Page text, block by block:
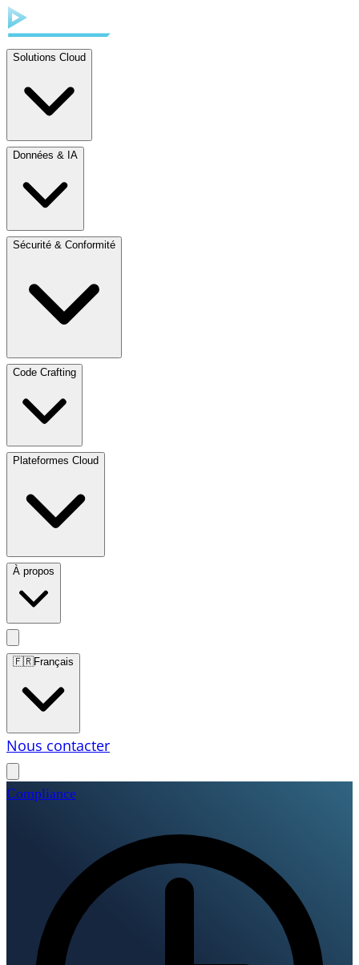
Solutions Cloud
Données & IA
Sécurité & Conformité
Code Crafting
Plateformes Cloud
À propos
🇫🇷Français
Nous contacter
Compliance